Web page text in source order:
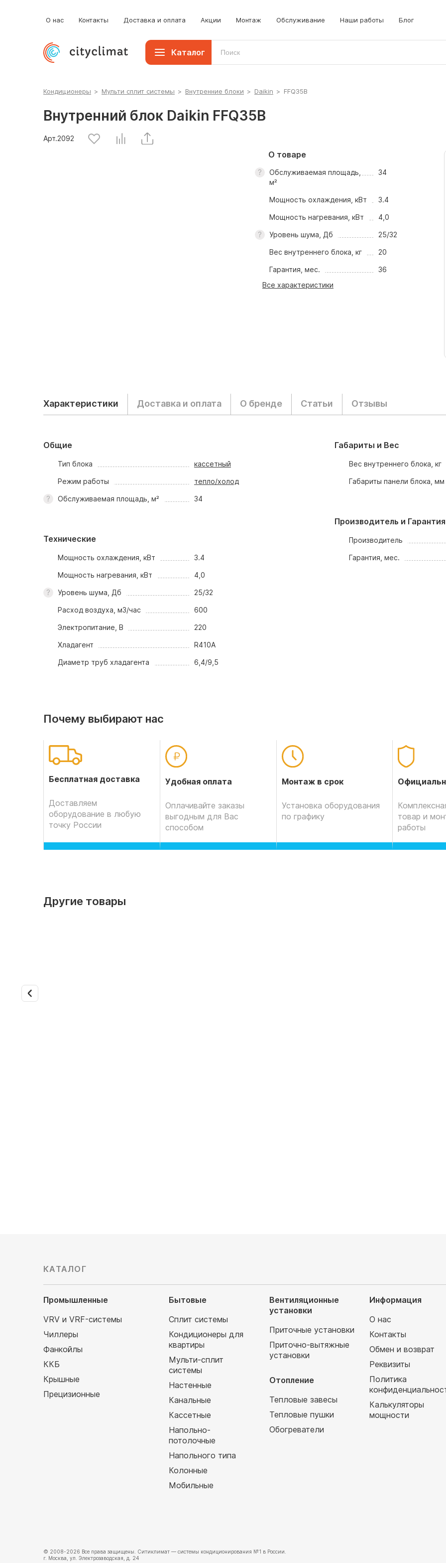
О нас Контакты Доставка и оплата Акции Монтаж Обслуживание Наши работы Блог
Каталог
Кондиционеры > Мульти сплит системы > Внутренние блоки > Daikin > FFQ35B
Внутренний блок Daikin FFQ35B
Арт.2092
О товаре
Обслуживаемая площадь,
м²
34
Мощность охлаждения, кВт 3.4
Мощность нагревания, кВт 4,0
Уровень шума, Дб 25/32
Вес внутреннего блока, кг 20
Гарантия, мес.
36
Все характеристики
Характеристики Доставка и оплата О бренде Статьи Отзывы
Общие
Тип блока кассетный
Режим работы тепло/холод
Обслуживаемая площадь, м² 34
Технические
Мощность охлаждения, кВт 3.4
Мощность нагревания, кВт 4,0
Уровень шума, Дб 25/32
Расход воздуха, м3/час 600
Электропитание, В 220
Хладагент R410A
Диаметр труб хладагента 6,4/9,5
Габариты и Вес
Вес внутреннего блока, кг
Габариты панели блока, мм
Производитель и Гарантия
Производитель
Гарантия, мес.
Почему выбирают нас
Бесплатная доставка
Доставляем
оборудование в любую
точку России
Удобная оплата
Оплачивайте заказы
выгодным для Вас
способом
Монтаж в срок
Установка оборудования
по графику
товар и
работы
Другие товары
КАТАЛОГ
Промышленные
VRV и VRF-системы
Чиллеры
Фанкойлы
ККБ
Крышные
Прецизионные
Бытовые
Сплит системы
Кондиционеры для
квартиры
Мульти-сплит
системы
Настенные
Канальные
Кассетные
Напольно-
потолочные
Напольного типа
Колонные
Мобильные
Вентиляционные
установки
Приточные установки
Приточно-вытяжные
установки
Отопление
Тепловые завесы
Тепловые пушки
Обогреватели
Информация
О нас
Контакты
Обмен и возврат
Реквизиты
Политика
Калькуляторы
мощности
© 2008-2026 Все права защищены. Ситиклимат — системы кондиционирования №1 в России.
г. Москва, ул. Электрозаводская, д. 24